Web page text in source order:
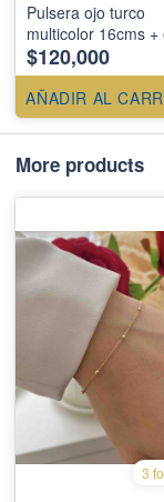
Pulsera ojo turco
multicolor 16cms +
$120,000
AÑADIR AL
More products
3